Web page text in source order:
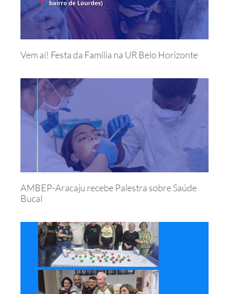
Vem aí! Festa da Família na UR Belo Horizonte
AMBEP-Aracaju recebe Palestra sobre Saúde
Bucal